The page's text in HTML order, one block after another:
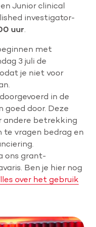
Junior clinical
investigator-
uur.
met
3 juli de
je niet voor
in de
goed door. Deze
andere betrekking
te vragen bedrag en
ons grant-
Ben je hier nog
over het gebruik